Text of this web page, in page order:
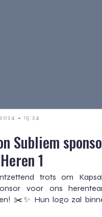
- 15:24
Subliem
1
trots om
voor ons
✂️✨ Hun logo zal